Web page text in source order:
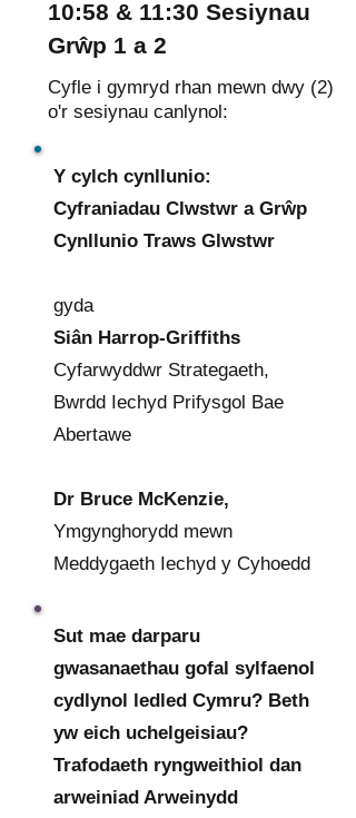
10:58 & 11:30 Sesiynau
Grŵp 1 a 2
Cyfle i gymryd rhan mewn dwy (2)
o'r sesiynau canlynol:
Y cylch cynllunio:
Cyfraniadau Clwstwr a Grŵp
Cynllunio Traws Glwstwr
gyda
Siân Harrop-Griffiths
Cyfarwyddwr Strategaeth,
Bwrdd Iechyd Prifysgol Bae
Abertawe
Dr Bruce McKenzie,
Ymgynghorydd mewn
Meddygaeth Iechyd y Cyhoedd
Sut mae darparu
gwasanaethau gofal sylfaenol
cydlynol ledled Cymru? Beth
yw eich uchelgeisiau?
Trafodaeth ryngweithiol dan
arweiniad Arweinydd